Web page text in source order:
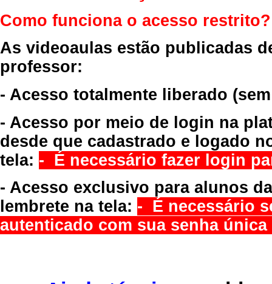
Como funciona o acesso restrito?
As videoaulas estão publicadas
professor:
- Acesso totalmente liberado
- Acesso por meio de login na
desde que cadastrado e logado
tela: - É necessário fazer login
- Acesso exclusivo para alunos
lembrete na tela: - É necessário
autenticado com sua senha